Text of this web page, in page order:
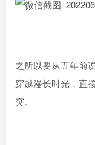
之所以要从五年前
穿越漫长时光，直
突。